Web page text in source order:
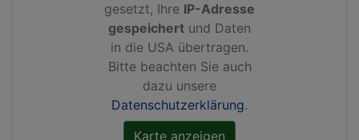
gesetzt, Ihre IP-Adresse
gespeichert und Daten
in die USA übertragen.
Bitte beachten Sie auch
dazu unsere
Datenschutzerklärung.